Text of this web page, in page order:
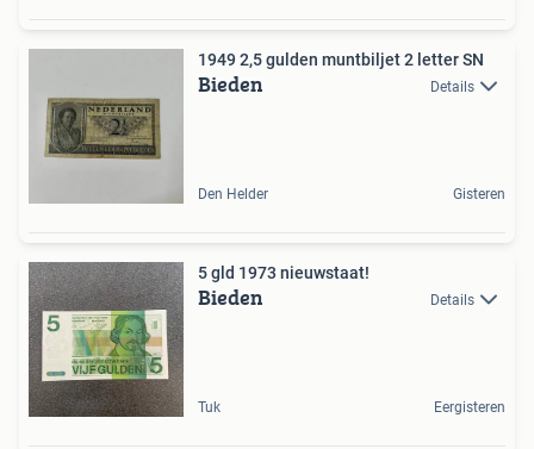
1949 2,5 gulden muntbiljet 2 letter SN
Bieden Details
Den Helder Gisteren
5 gld 1973 nieuwstaat!
Bieden Details
Tuk Eergisteren